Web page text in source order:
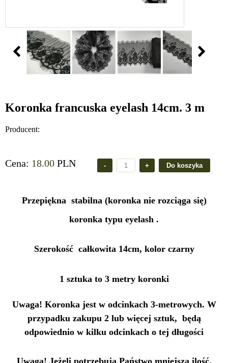
Koronka francuska eyelash 14cm. 3 m
Producent:
Cena: 18.00 PLN
Przepiękna stabilna (koronka nie rozciąga się)
koronka typu eyelash .
Szerokość całkowita 14cm, kolor czarny
1 sztuka to 3 metry koronki
Uwaga! Koronka jest w odcinkach 3-metrowych. W
przypadku zakupu 2 lub więcej sztuk, będą
odpowiednio w kilku odcinkach o tej długości
Uwaga! Jeżeli potrzebują Państwo mniejszą ilość,